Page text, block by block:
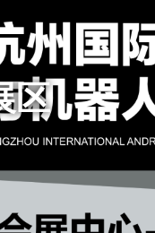
区